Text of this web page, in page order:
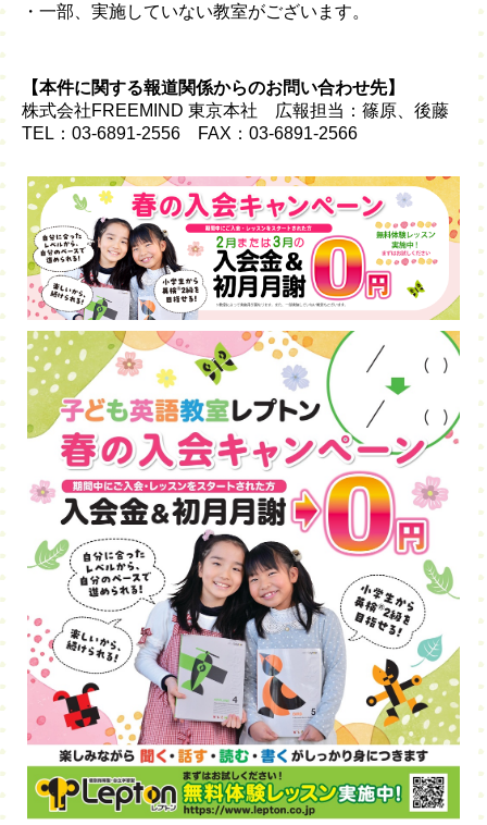
・一部、実施していない教室がございます。
【本件に関する報道関係からのお問い合わせ先】
株式会社FREEMIND 東京本社 広報担当：篠原、後藤
TEL：03-6891-2556 FAX：03-6891-2566